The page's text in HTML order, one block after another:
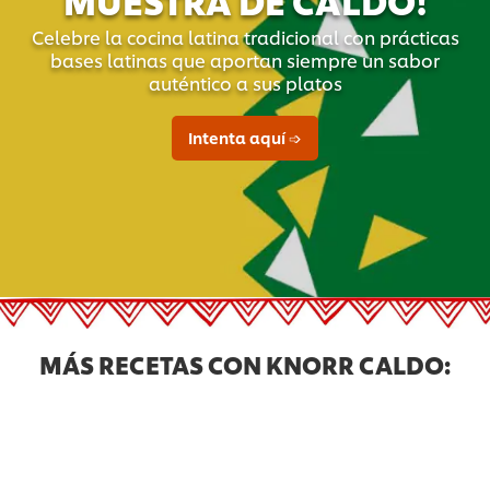
Celebre la cocina latina tradicional con prácticas
bases latinas que aportan siempre un sabor
auténtico a sus platos
Intenta aquí ➩
MÁS RECETAS CON KNORR CALDO: